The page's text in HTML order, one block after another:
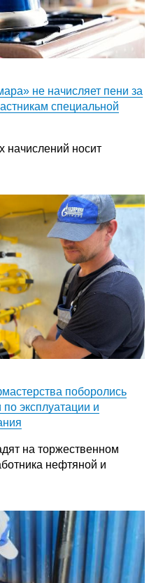
не начисляет пени за
специальной
носит
поборолись
эксплуатации и
на торжественном
нефтяной и